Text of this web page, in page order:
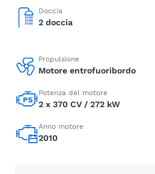
Doccia
2 doccia
Propulsione
Motore entrofuoribordo
Potenza del motore
2 x 370 CV / 272 kW
Anno motore
2010